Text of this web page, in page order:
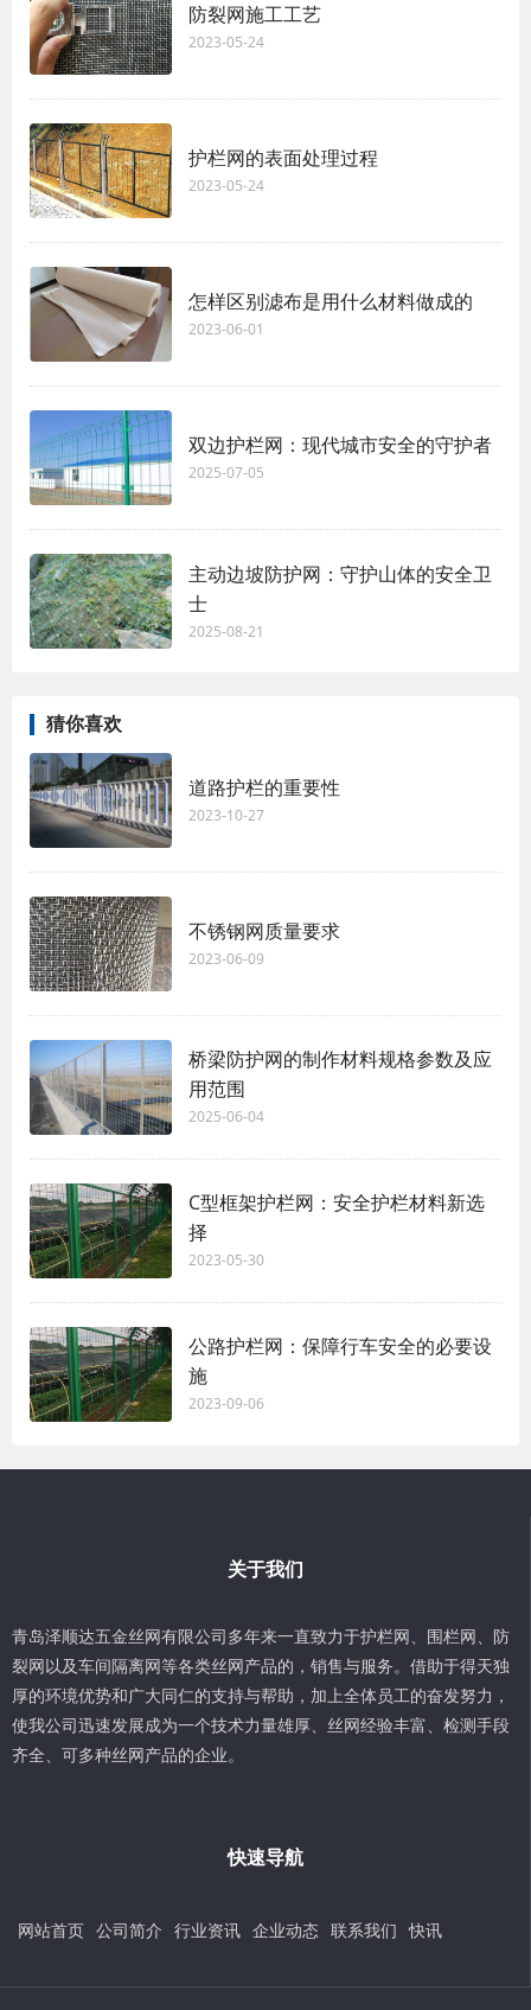
防裂网施工工艺
2023-05-24
护栏网的表面处理过程
2023-05-24
怎样区别滤布是用什么材料做成的
2023-06-01
双边护栏网：现代城市安全的守护者
2025-07-05
主动边坡防护网：守护山体的安全卫
士
2025-08-21
猜你喜欢
道路护栏的重要性
2023-10-27
不锈钢网质量要求
2023-06-09
桥梁防护网的制作材料规格参数及应
用范围
2025-06-04
C型框架护栏网：安全护栏材料新选
择
2023-05-30
公路护栏网：保障行车安全的必要设
施
2023-09-06
关于我们
青岛泽顺达五金丝网有限公司多年来一直致力于护栏网、围栏网、防
裂网以及车间隔离网等各类丝网产品的，销售与服务。借助于得天独
厚的环境优势和广大同仁的支持与帮助，加上全体员工的奋发努力，
使我公司迅速发展成为一个技术力量雄厚、丝网经验丰富、检测手段
齐全、可多种丝网产品的企业。
快速导航
网站首页 公司简介 行业资讯 企业动态 联系我们 快讯